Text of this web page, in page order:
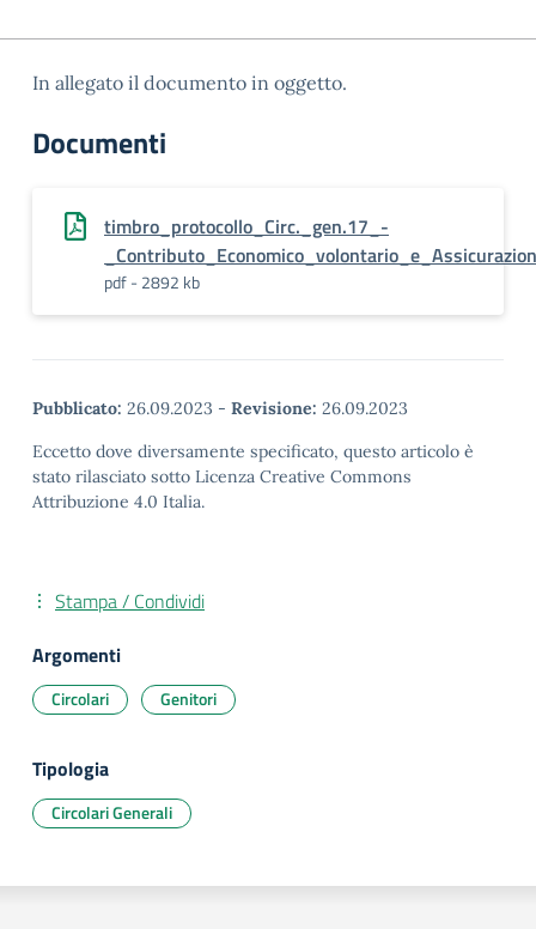
In allegato il documento in oggetto.
Documenti
timbro_protocollo_Circ._gen.17_-
pdf - 2892 kb
Pubblicato: 26.09.2023 - Revisione: 26.09.2023
Eccetto dove diversamente specificato, questo articolo è
stato rilasciato sotto Licenza Creative Commons
Attribuzione 4.0 Italia.
Stampa / Condividi
Argomenti
Circolari Genitori
Tipologia
Circolari Generali